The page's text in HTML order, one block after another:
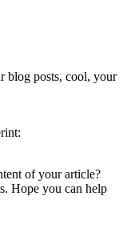
blog posts, cool, your
of your article?
Hope you can help